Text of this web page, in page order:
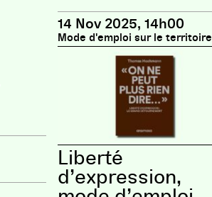
14 Nov 2025, 14h00
Mode d'emploi sur le territoire
Liberté
d’expression,